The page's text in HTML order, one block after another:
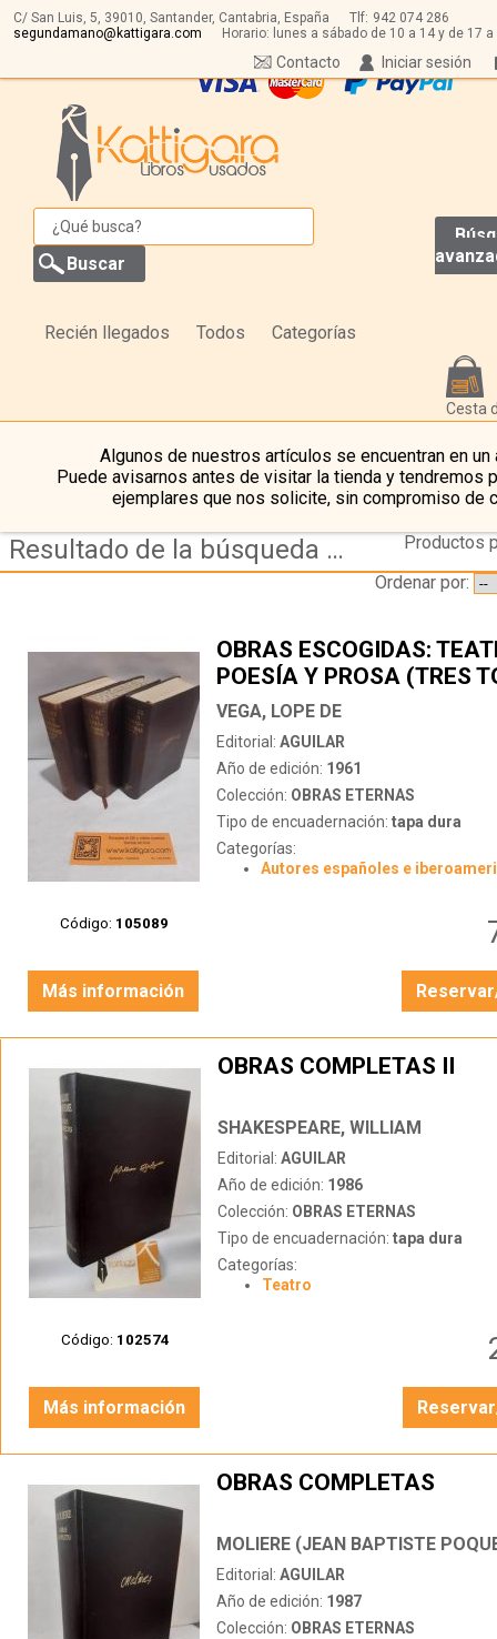
C/ San Luis, 5, 39010, Santander, Cantabria, España Tlf: 942 074 286
segundamano@kattigara.com
Horario: lunes a sábado de 10 a 14 y de 17 a
Iniciar sesión
Contacto
Recién llegados Todos Categorías
Cesta
Algunos de nuestros artículos se encuentran en un
Puede avisarnos antes de visitar la tienda y tendremos
ejemplares que nos solicite, sin compromiso de
Resultado de la búsqueda de coleccion obras eternas
Productos
Ordenar por:
Código: 105089
OBRAS ESCOGIDAS:
POESÍA Y PROSA (TRES
VEGA, LOPE DE
Editorial: AGUILAR
Año de edición: 1961
Colección: OBRAS ETERNAS
Tipo de encuadernación: tapa dura
Categorías:
Autores españoles e
Más información
Código: 102574
OBRAS COMPLETAS II
SHAKESPEARE, WILLIAM
Editorial: AGUILAR
Año de edición: 1986
Colección: OBRAS ETERNAS
Tipo de encuadernación: tapa dura
Categorías:
Teatro
Más información
OBRAS COMPLETAS
MOLIERE (JEAN BAPTISTE
Editorial: AGUILAR
Año de edición: 1987
Colección: OBRAS ETERNAS